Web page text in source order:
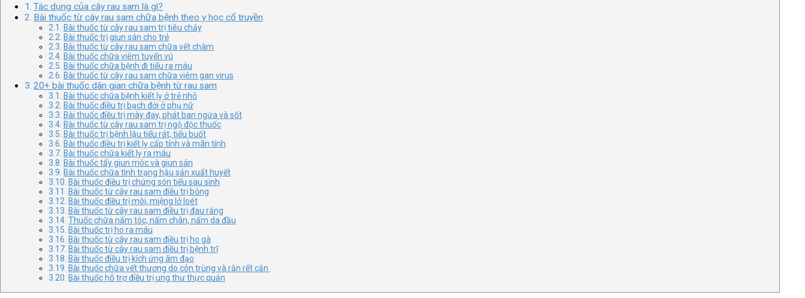
Tác dụng của cây rau sam là gì?
Bài thuốc từ cây rau sam chữa bệnh theo y học cổ truyền
Bài thuốc từ cây rau sam trị tiêu chảy
Bài thuốc trị giun sán cho trẻ
Bài thuốc từ cây rau sam chữa vết chàm
Bài thuốc chữa viêm tuyến vú
Bài thuốc chữa bệnh đi tiểu ra máu
Bài thuốc từ cây rau sam chữa viêm gan virus
20+ bài thuốc dân gian chữa bệnh từ rau sam
Bài thuốc chữa bệnh kiết lỵ ở trẻ nhỏ
Bài thuốc điều trị bạch đới ở phụ nữ
Bài thuốc điều trị mày đay, phát ban ngứa và sốt
Bài thuốc từ cây rau sam trị ngộ độc thuốc
Bài thuốc trị bệnh lậu tiểu rát, tiểu buốt
Bài thuốc điều trị kiết lỵ cấp tính và mãn tính
Bài thuốc chữa kiết lỵ ra máu
Bài thuốc tẩy giun móc và giun sán
Bài thuốc chữa tình trạng hậu sản xuất huyết
Bài thuốc điều trị chứng són tiểu sau sinh
Bài thuốc từ cây rau sam điều trị bỏng
Bài thuốc điều trị môi, miệng lở loét
Bài thuốc từ cây rau sam điều trị đau răng
Thuốc chữa nấm tóc, nấm chân, nấm da đầu
Bài thuốc trị ho ra máu
Bài thuốc từ cây rau sam điều trị ho gà
Bài thuốc từ cây rau sam điều trị bệnh trĩ
Bài thuốc điều trị kích ứng âm đạo
Bài thuốc chữa vết thương do côn trùng và rắn rết cắn
Bài thuốc hỗ trợ điều trị ung thư thực quản